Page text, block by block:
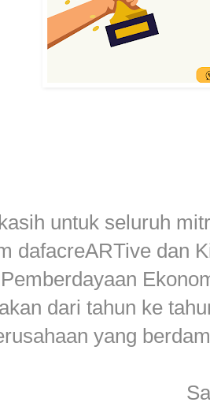
untuk seluruh
dafacreARTive dan
dari tahun ke
yang